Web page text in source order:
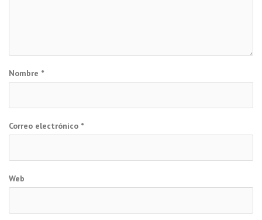
Nombre *
Correo electrónico *
Web